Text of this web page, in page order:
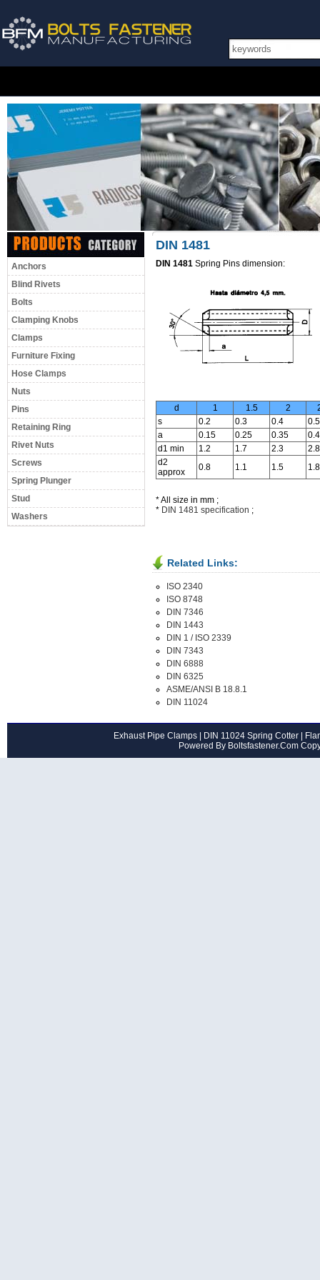
Anchors
Blind Rivets
Bolts
Clamping Knobs
Clamps
Furniture Fixing
Hose Clamps
Nuts
Pins
Retaining Ring
Rivet Nuts
Screws
Spring Plunger
Stud
Washers
DIN 1481
DIN 1481 Spring Pins dimension:
d 1 1.5 2
s
0.2 0.3 0.4
0.5
a
0.15 0.25 0.35
0.4
d1 min
1.2 1.7 2.3
2.8
d2
approx
0.8 1.1 1.5 1.8
* All size in mm ;
* DIN 1481 specification ;
Related Links:
ISO 2340
ISO 8748
DIN 7346
DIN 1443
DIN 1 / ISO 2339
DIN 7343
DIN 6888
DIN 6325
ASME/ANSI B 18.8.1
DIN 11024
Exhaust Pipe Clamps DIN 11024 Spring Cotter
Powered By Boltsfastener.Com